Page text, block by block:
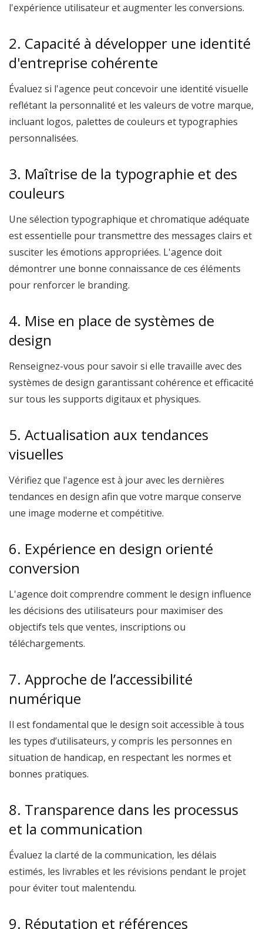
l'expérience utilisateur et augmenter les conversions.
2. Capacité à développer une identité
d'entreprise cohérente
Évaluez si l'agence peut concevoir une identité visuelle
reflétant la personnalité et les valeurs de votre marque,
incluant logos, palettes de couleurs et typographies
personnalisées.
3. Maîtrise de la typographie et des
couleurs
Une sélection typographique et chromatique adéquate
est essentielle pour transmettre des messages clairs et
susciter les émotions appropriées. L'agence doit
démontrer une bonne connaissance de ces éléments
pour renforcer le branding.
4. Mise en place de systèmes de
design
Renseignez-vous pour savoir si elle travaille avec des
systèmes de design garantissant cohérence et efficacité
sur tous les supports digitaux et physiques.
5. Actualisation aux tendances
visuelles
Vérifiez que l'agence est à jour avec les dernières
tendances en design afin que votre marque conserve
une image moderne et compétitive.
6. Expérience en design orienté
conversion
L'agence doit comprendre comment le design influence
les décisions des utilisateurs pour maximiser des
objectifs tels que ventes, inscriptions ou
téléchargements.
7. Approche de l’accessibilité
numérique
Il est fondamental que le design soit accessible à tous
les types d’utilisateurs, y compris les personnes en
situation de handicap, en respectant les normes et
bonnes pratiques.
8. Transparence dans les processus
et la communication
Évaluez la clarté de la communication, les délais
estimés, les livrables et les révisions pendant le projet
pour éviter tout malentendu.
9. Réputation et références